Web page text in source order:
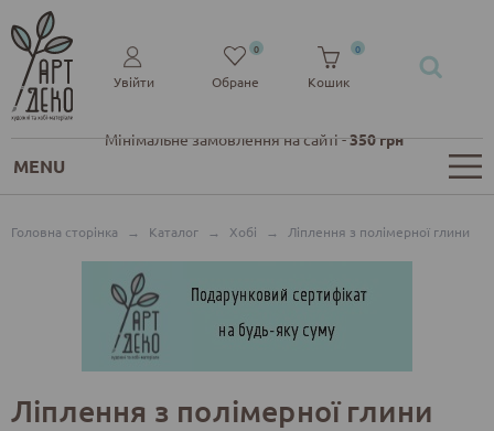
Мінімальне замовлення на сайті -350 грн
Увійти Обране
0
Кошик
0
MENU
Головна сторінка → Каталог → Хобі → Ліплення з полімерної глини
Ліплення з полімерної глини